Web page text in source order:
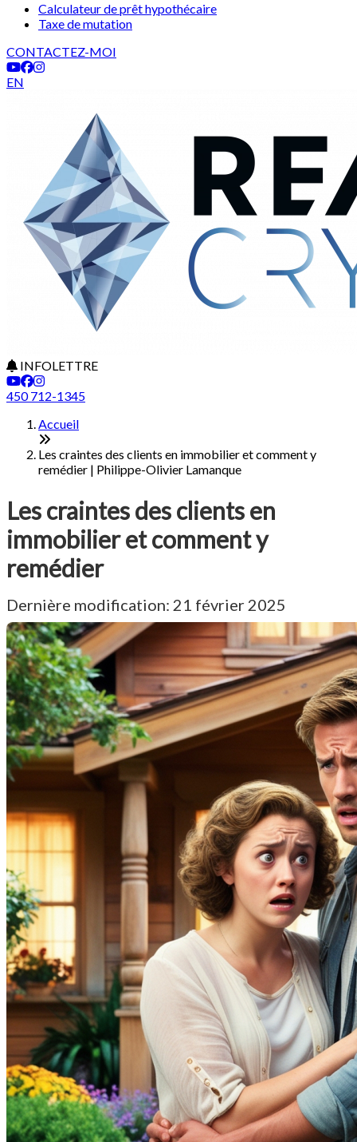
Calculateur de prêt hypothécaire
Taxe de mutation
CONTACTEZ-MOI
EN
INFOLETTRE
450 712-1345
Accueil
Les craintes des clients en immobilier et comment y
remédier | Philippe-Olivier Lamanque
Les craintes des clients en
immobilier et comment y
remédier
Dernière modification: 21 février 2025